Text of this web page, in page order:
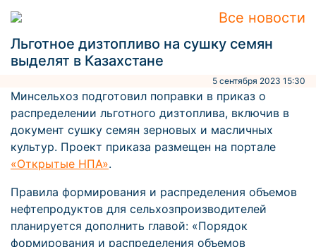
Все новости
Льготное дизтопливо на сушку семян
выделят в Казахстане
5 сентября 2023 15:30
Минсельхоз подготовил поправки в приказ о
распределении льготного дизтоплива, включив в
документ сушку семян зерновых и масличных
культур. Проект приказа размещен на портале
«Открытые НПА».
Правила формирования и распределения объемов
нефтепродуктов для сельхозпроизводителей
планируется дополнить главой: «Порядок
формирования и распределения объемов